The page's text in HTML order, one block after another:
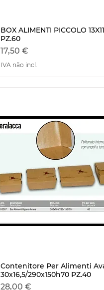
Visualização
BOX ALIMENTI PICCOLO
PZ.60
Preço
17,50 €
IVA não incl.
Visualização
Contenitore Per Alimenti
30x16,5/290x150h70 PZ.40
Preço
28,00 €